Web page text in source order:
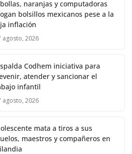
naranjas y computadoras
bolsillos mexicanos pese a la
inflación
agosto, 2026
Codhem iniciativa para
atender y sancionar el
infantil
agosto, 2026
mata a tiros a sus
maestros y compañeros en